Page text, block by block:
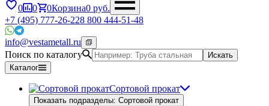
0 0 0Корзина0 руб.
+7 (495) 777-26-228 800 444-51-48
info@vestametall.ru
Поиск по каталогу
Искать
Каталог
Сортовой прокат
Показать подразделы: Сортовой прокат